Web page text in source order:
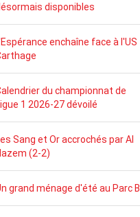
disponibles
enchaîne face à l'US
du championnat de
1 2026-27 dévoilé
Sang et Or accrochés par Al
(2-2)
grand ménage d'été au Parc B